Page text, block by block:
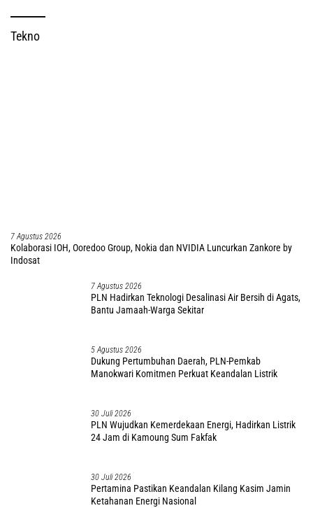
Tekno
7 Agustus 2026
Kolaborasi IOH, Ooredoo Group, Nokia dan NVIDIA Luncurkan Zankore by
Indosat
7 Agustus 2026
PLN Hadirkan Teknologi Desalinasi Air Bersih di Agats,
Bantu Jamaah-Warga Sekitar
5 Agustus 2026
Dukung Pertumbuhan Daerah, PLN-Pemkab
Manokwari Komitmen Perkuat Keandalan Listrik
30 Juli 2026
PLN Wujudkan Kemerdekaan Energi, Hadirkan Listrik
24 Jam di Kamoung Sum Fakfak
30 Juli 2026
Pertamina Pastikan Keandalan Kilang Kasim Jamin
Ketahanan Energi Nasional